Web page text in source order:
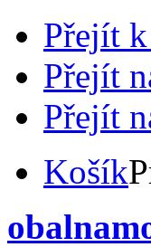
Přejít
Přejít
Přejít
Košík